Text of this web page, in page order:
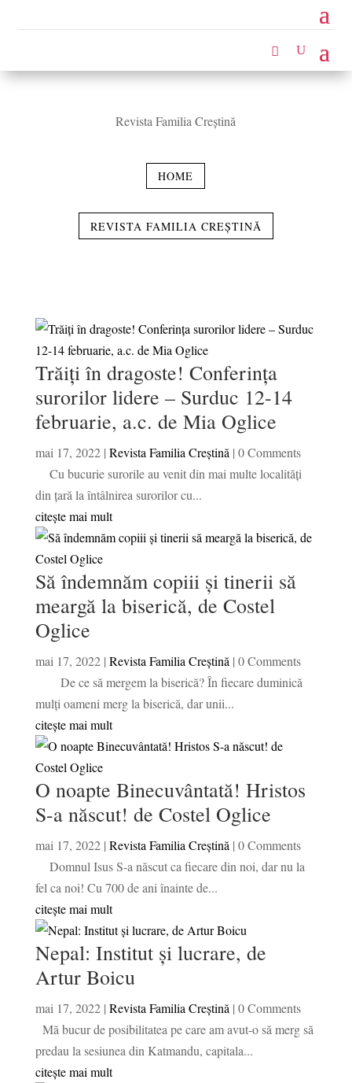
Revista Familia Creștină
HOME
REVISTA FAMILIA CREȘTINĂ
Trăiți în dragoste! Conferinţa
surorilor lidere – Surduc 12-14
februarie, a.c. de Mia Oglice
mai 17, 2022| Revista Familia Creștină | 0 Comments
Cu bucurie surorile au venit din mai multe localități
din țară la întâlnirea surorilor cu...
citește mai mult
Să îndemnăm copiii şi tinerii să
meargă la biserică, de Costel
Oglice
mai 17, 2022| Revista Familia Creștină | 0 Comments
De ce să mergem la biserică? În fiecare duminică
mulți oameni merg la biserică, dar unii...
citește mai mult
O noapte Binecuvântată! Hristos
S-a născut! de Costel Oglice
mai 17, 2022| Revista Familia Creștină | 0 Comments
Domnul Isus S-a născut ca fiecare din noi, dar nu la
fel ca noi! Cu 700 de ani înainte de...
citește mai mult
Nepal: Institut și lucrare, de
Artur Boicu
mai 17, 2022| Revista Familia Creștină | 0 Comments
Mă bucur de posibilitatea pe care am avut-o să merg să
predau la sesiunea din Katmandu, capitala...
citește mai mult